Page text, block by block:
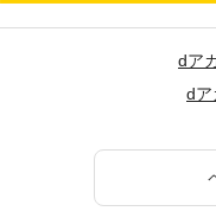
dア
dア